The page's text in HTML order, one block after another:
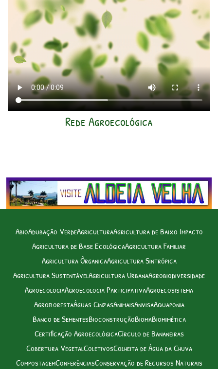
Rede Agroecológica
AbioAdubação VerdeAgriculturaAgricultura de Baixo Impacto
Agricultura de Base EcológicaAgricultura Familiar
Agricultura ÔrganicaAgricultura Sintrópica
Agricultura SustentávelAgricultura UrbanaAgrobiodiversidade
AgroecologiaAgroecologia ParticipativaAgroecosistema
AgroflorestaÁguas CinzasAnimaisAnvisaAquaponia
Banco de SementesBioconstruçãoBiomaBiomimética
Certificação AgroecológicaCírculo de Bananeiras
Cobertura VegetalColetivosColheita de Água da Chuva
CompostagemConferênciasConservação de Recursos Naturais